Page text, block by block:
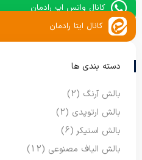
کانال واتس اپ رادمان
کانال ایتا رادمان
دسته بندی ها
بالش آرنگ (2)
بالش ارتوپدی (2)
بالش استیکر (6)
بالش الیاف مصنوعی (12)